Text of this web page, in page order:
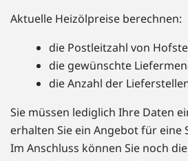
Aktuelle Heizölpreise berechnen:
die Postleitzahl von
die gewünschte
die Anzahl der
Sie müssen lediglich Ihre Daten
erhalten Sie ein Angebot für eine
Im Anschluss können Sie noch